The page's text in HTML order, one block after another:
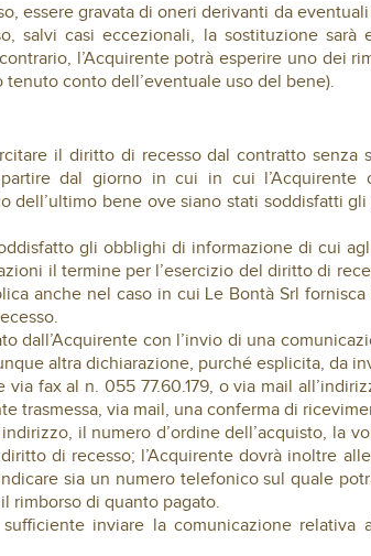
essere gravata di oneri derivanti da
salvi casi eccezionali, la sostituzione
l’Acquirente potrà esperire uno dei
conto dell’eventuale uso del bene).
il diritto di recesso dal contratto
dal giorno in cui in cui
dell’ultimo bene ove siano stati soddisfatti
gli obblighi di informazione di cui
il termine per l’esercizio del diritto di
anche nel caso in cui Le Bontà Srl
dall’Acquirente con l’invio di una
altra dichiarazione, purché esplicita, da
via fax al n. 055 77.60.179, o via mail
trasmessa, via mail, una conferma di
il numero d’ordine dell’acquisto, la
di recesso; l’Acquirente dovrà inoltre
sia un numero telefonico sul quale
rimborso di quanto pagato.
inviare la comunicazione relativa